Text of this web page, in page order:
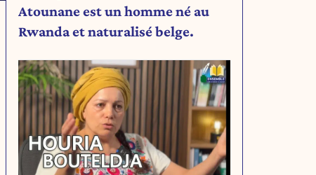
Atounane est un homme né au
Rwanda et naturalisé belge.